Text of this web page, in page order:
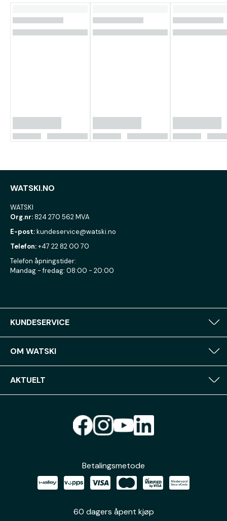
WATSKI.NO
WATSKI
Org.nr:824 270 562 MVA
E-post:kundeservice@watski.no
Telefon:+47 22 82 00 70
Telefon åpningstider:
Mandag - fredag: 08:00 - 20:00
KUNDESERVICE
OM WATSKI
AKTUELT
Betalingsmetode
60 dagers åpent kjøp